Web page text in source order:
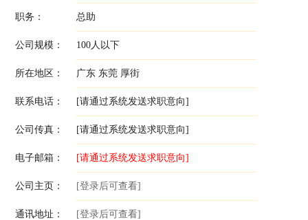
职务： 总助
公司规模： 100人以下
所在地区： 广东 东莞 厚街
联系电话： [请通过系统发送求职意向]
公司传真： [请通过系统发送求职意向]
电子邮箱： [请通过系统发送求职意向]
公司主页： [登录后可查看]
通讯地址： [登录后可查看]